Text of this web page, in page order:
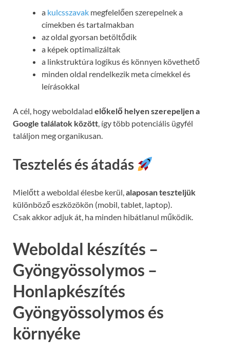
a kulcsszavak megfelelően szerepelnek a
címekben és tartalmakban
az oldal gyorsan betöltődik
a képek optimalizáltak
a linkstruktúra logikus és könnyen követhető
minden oldal rendelkezik meta címekkel és
leírásokkal
A cél, hogy weboldalad előkelő helyen szerepeljen a
Google találatok között, így több potenciális ügyfél
találjon meg organikusan.
Tesztelés és átadás
Mielőtt a weboldal élesbe kerül,alaposan teszteljük
különböző eszközökön (mobil, tablet, laptop).
Csak akkor adjuk át, ha minden hibátlanul működik.
Weboldal készítés –
Gyöngyössolymos –
Honlapkészítés
Gyöngyössolymos és
környéke